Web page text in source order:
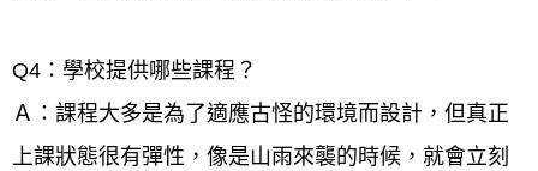
Q4：學校提供哪些課程？
Ａ：課程大多是為了適應古怪的環境而設計，但真正
上課狀態很有彈性，像是山雨來襲的時候，就會立刻